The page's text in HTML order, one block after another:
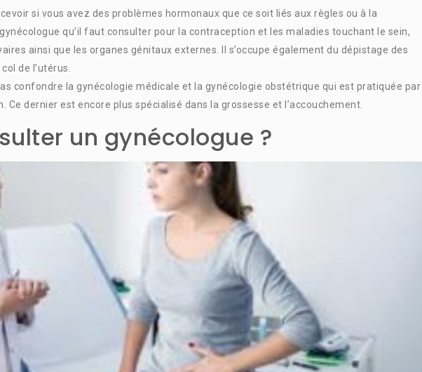
si vous avez des problèmes hormonaux que ce soit liés aux règles ou à la
qu’il faut consulter pour la contraception et les maladies touchant le sein,
ainsi que les organes génitaux externes. Il s’occupe également du dépistage des
de l’utérus.
confondre la gynécologie médicale et la gynécologie obstétrique qui est pratiquée par
Ce dernier est encore plus spécialisé dans la grossesse et l’accouchement.
un gynécologue ?